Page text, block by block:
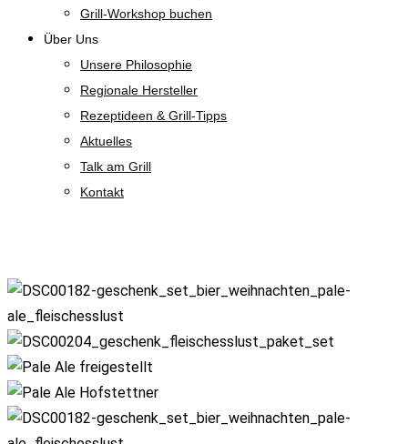
Grill-Workshop buchen
Über Uns
Unsere Philosophie
Regionale Hersteller
Rezeptideen & Grill-Tipps
Aktuelles
Talk am Grill
Kontakt
Zoom